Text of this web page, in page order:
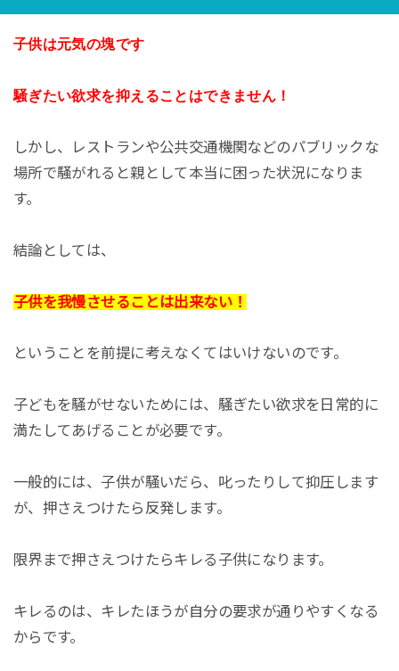
子供は元気の塊です
騒ぎたい欲求を抑えることはできません！
しかし、レストランや公共交通機関などのパブリックな
場所で騒がれると親として本当に困った状況になりま
す。
結論としては、
子供を我慢させることは出来ない！
ということを前提に考えなくてはいけないのです。
子どもを騒がせないためには、騒ぎたい欲求を日常的に
満たしてあげることが必要です。
一般的には、子供が騒いだら、叱ったりして抑圧します
が、押さえつけたら反発します。
限界まで押さえつけたらキレる子供になります。
キレるのは、キレたほうが自分の要求が通りやすくなる
からです。